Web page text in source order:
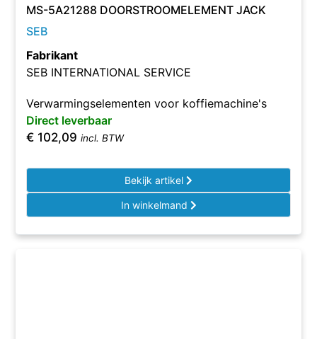
MS-5A21288 DOORSTROOMELEMENT JACK
SEB
Fabrikant
SEB INTERNATIONAL SERVICE
Verwarmingselementen voor koffiemachine's
Direct leverbaar
€ 102,09 incl. BTW
Bekijk artikel
In winkelmand